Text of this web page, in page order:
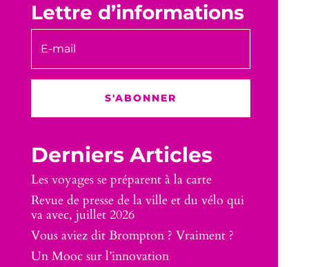
Lettre d’informations
S'ABONNER
Derniers Articles
Les voyages se préparent à la carte
Revue de presse de la ville et du vélo qui
va avec, juillet 2026
Vous aviez dit Brompton ? Vraiment ?
Un Mooc sur l’innovation